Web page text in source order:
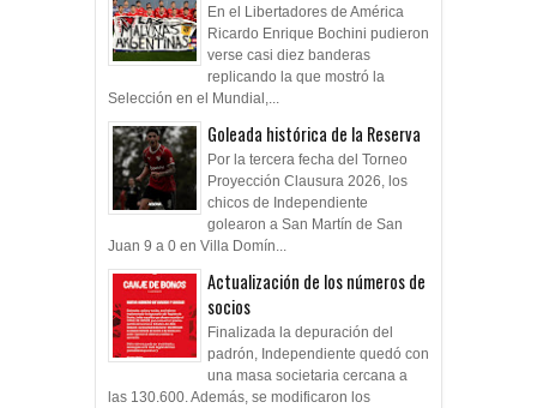
En el Libertadores de América
Ricardo Enrique Bochini pudieron
verse casi diez banderas
replicando la que mostró la
Selección en el Mundial,...
Goleada histórica de la Reserva
Por la tercera fecha del Torneo
Proyección Clausura 2026, los
chicos de Independiente
golearon a San Martín de San
Juan 9 a 0 en Villa Domín...
Actualización de los números de
socios
Finalizada la depuración del
padrón, Independiente quedó con
una masa societaria cercana a
las 130.600. Además, se modificaron los